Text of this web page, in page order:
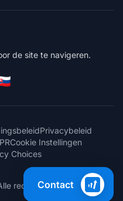
de site te navigeren.
Privacybeleid
Cookie Instellingen
Choices
rechten voorbehouden.
Contact